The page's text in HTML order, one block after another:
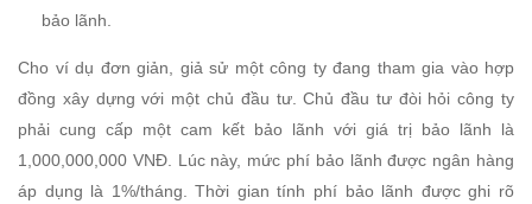
bảo lãnh.
Cho ví dụ đơn giản, giả sử một công ty đang tham gia vào hợp
đồng xây dựng với một chủ đầu tư. Chủ đầu tư đòi hỏi công ty
phải cung cấp một cam kết bảo lãnh với giá trị bảo lãnh là
1,000,000,000 VNĐ. Lúc này, mức phí bảo lãnh được ngân hàng
áp dụng là 1%/tháng. Thời gian tính phí bảo lãnh được ghi rõ